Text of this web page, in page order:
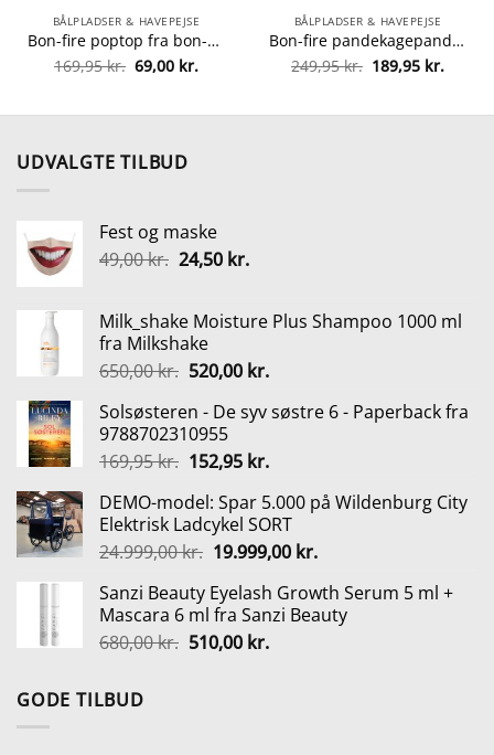
BÅLPLADSER & HAVEPEJSE
Bon-fire poptop fra bon-fire 5708085100183
169,95kr. Den
oprindelige
169,95 kr..
69,00 kr.
aktuelle
69,00 kr..
BÅLPLADSER & HAVEPEJSE
Bon-fire pandekagepande fra Bon-fire 5708085100091
249,95kr. Den
oprindelige
249,95 kr..
189,95 kr.
UDVALGTE TILBUD
Fest og maske
49,00kr. Den
var:
49,00 kr..
24,50 kr.Den
er:
Milk_shake Moisture Plus Shampoo 1000 ml
fra Milkshake
650,00kr. Den
pris
var:
650,00 kr..
520,00 kr.Den
pris
520,00 kr..
Solsøsteren - De syv søstre 6 - Paperback fra
9788702310955
169,95kr. Den
pris
var:
169,95 kr..
152,95 kr.Den
pris
er:
152,95 kr..
DEMO-model: Spar 5.000 på Wildenburg City
Elektrisk Ladcykel SORT
24.999,00kr. Den
pris
var:
24.999,00 kr..
19.999,00 kr.Den
pris
er:
Sanzi Beauty Eyelash Growth Serum 5 ml +
Mascara 6 ml fra Sanzi Beauty
680,00kr. Den
510,00 kr.Den
GODE TILBUD